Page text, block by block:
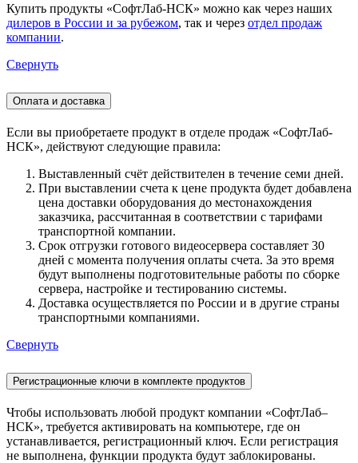
Купить продукты «СофтЛаб-НСК» можно как через наших
дилеров в России и за рубежом, так и через отдел продаж
компании.
Свернуть
Оплата и доставка
Если вы приобретаете продукт в отделе продаж «СофтЛаб-
НСК», действуют следующие правила:
Выставленный счёт действителен в течение семи дней.
При выставлении счета к цене продукта будет добавлена
цена доставки оборудования до местонахождения
заказчика, рассчитанная в соответствии с тарифами
транспортной компании.
Срок отгрузки готового видеосервера составляет 30
дней с момента получения оплаты счета. За это время
будут выполнены подготовительные работы по сборке
сервера, настройке и тестированию системы.
Доставка осуществляется по России и в другие страны
транспортными компаниями.
Свернуть
Регистрационные ключи в комплекте продуктов
Чтобы использовать любой продукт компании «СофтЛаб–
НСК», требуется активировать на компьютере, где он
устанавливается, регистрационный ключ. Если регистрация
не выполнена, функции продукта будут заблокированы.